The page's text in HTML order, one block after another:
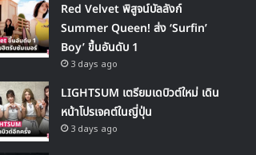
Red Velvet พิสูจน์บัลลังก์
Summer Queen! ส่ง ‘Surfin’
Boy’ ขึ้นอันดับ 1
3 days ago
LIGHTSUM เตรียมเดบิวต์ใหม่ เดิน
หน้าโปรเจคต์ในญี่ปุ่น
3 days ago